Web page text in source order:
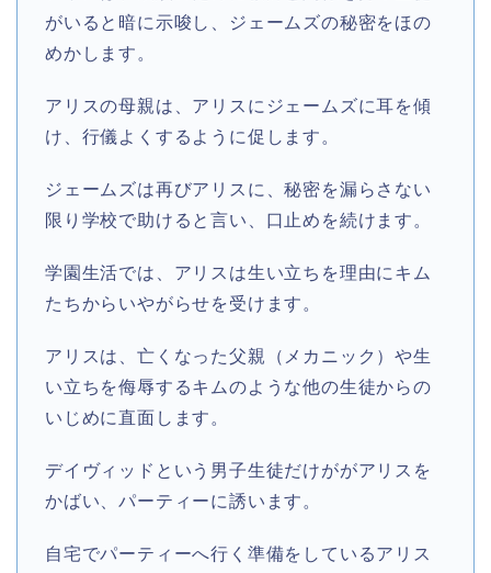
がいると暗に示唆し、ジェームズの秘密をほの
めかします。
アリスの母親は、アリスにジェームズに耳を傾
け、行儀よくするように促します。
ジェームズは再びアリスに、秘密を漏らさない
限り学校で助けると言い、口止めを続けます。
学園生活では、アリスは生い立ちを理由にキム
たちからいやがらせを受けます。
アリスは、亡くなった父親（メカニック）や生
い立ちを侮辱するキムのような他の生徒からの
いじめに直面します。
デイヴィッドという男子生徒だけががアリスを
かばい、パーティーに誘います。
自宅でパーティーへ行く準備をしているアリス